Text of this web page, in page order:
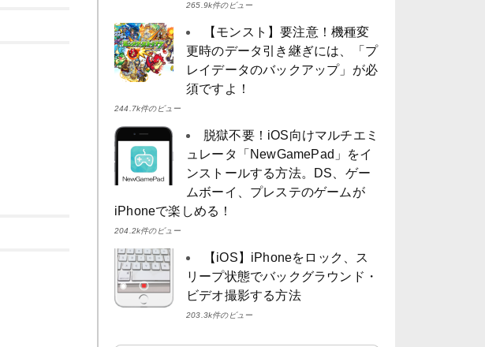
265.9k件のビュー
【モンスト】要注意！機種変
更時のデータ引き継ぎには、「プ
レイデータのバックアップ」が必
須ですよ！
244.7k件のビュー
脱獄不要！iOS向けマルチエミ
ュレータ「NewGamePad」をイ
ンストールする方法。DS、ゲー
ムボーイ、プレステのゲームが
iPhoneで楽しめる！
204.2k件のビュー
【iOS】iPhoneをロック、ス
リープ状態でバックグラウンド・
ビデオ撮影する方法
203.3k件のビュー